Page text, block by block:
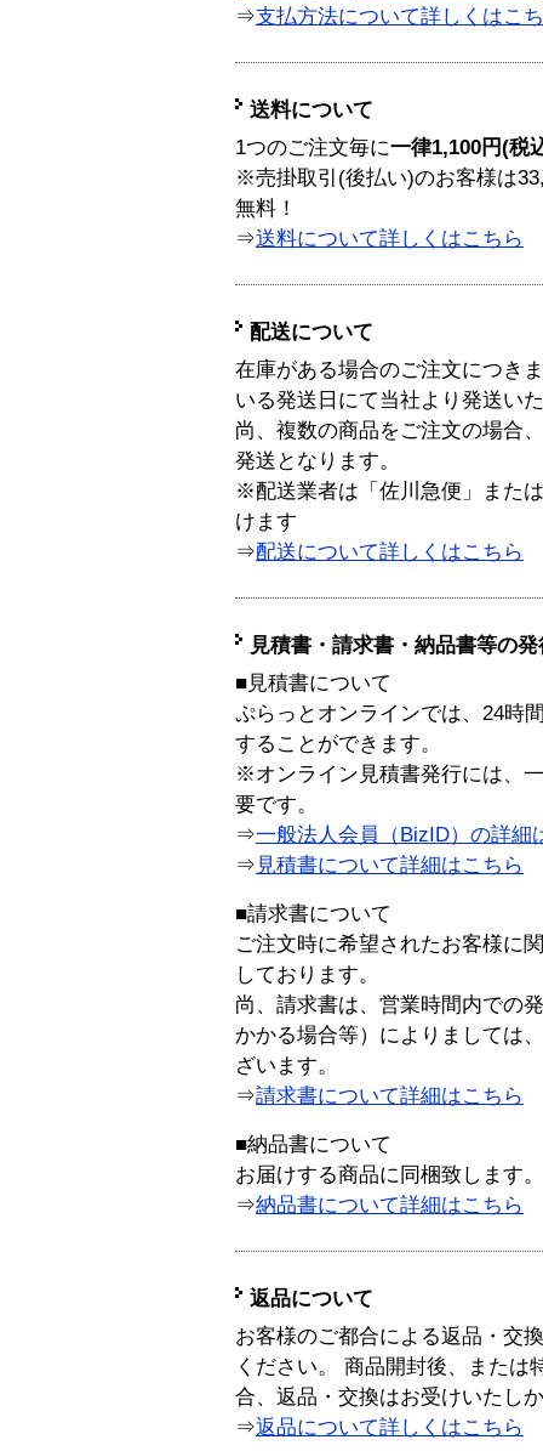
⇒支払方法について詳しくはこ
送料について
1つのご注文毎に一律1,100円(税
※売掛取引(後払い)のお客様は
無料！
⇒送料について詳しくはこちら
配送について
在庫がある場合のご注文につき
いる発送日にて当社より発送い
尚、複数の商品をご注文の場合
発送となります。
※配送業者は「佐川急便」また
けます
⇒配送について詳しくはこちら
見積書・請求書・納品書等の
■見積書について
ぷらっとオンラインでは、24時
することができます。
※オンライン見積書発行には、
要です。
⇒一般法人会員（BizID）の詳細
⇒ 見積書について詳細はこちら
■請求書について
ご注文時に希望されたお客様に
しております。
尚、請求書は、営業時間内での
かかる場合等）によりましては
ざいます。
⇒請求書について詳細はこちら
■納品書について
お届けする商品に同梱致します。
⇒納品書について詳細はこちら
返品について
お客様のご都合による返品・交
ください。 商品開封後、または
合、返品・交換はお受けいたし
⇒返品について詳しくはこちら